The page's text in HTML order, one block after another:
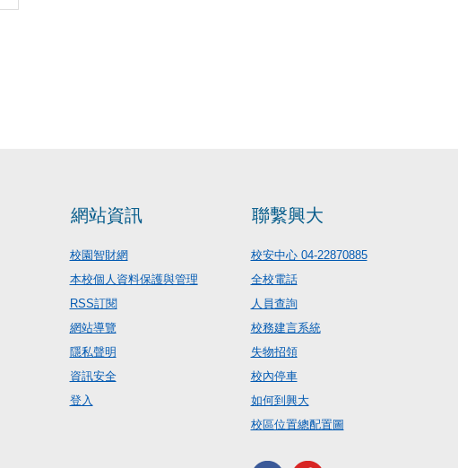
網站資訊
校園智財網
本校個人資料保護與管理
RSS訂閱
網站導覽
隱私聲明
資訊安全
登入
聯繫興大
校安中心 04-22870885
全校電話
人員查詢
校務建言系統
失物招領
校內停車
如何到興大
校區位置總配置圖